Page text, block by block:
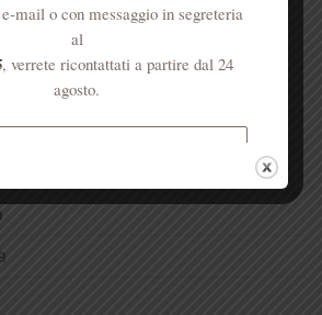
mail o con messaggio in segreteria
al
, verrete ricontattati a partire dal 24
agosto.
superiori a € 50